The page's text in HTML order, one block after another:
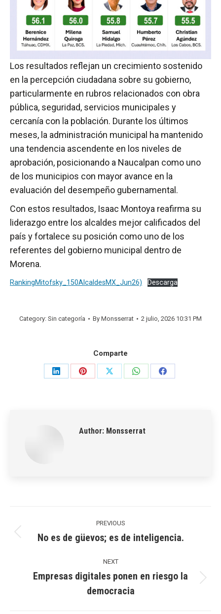
Los resultados reflejan un crecimiento sostenido
en la percepción ciudadana sobre su gobierno,
particularmente en rubros relacionados con obra
pública, seguridad, servicios municipales y
cercanía con la población. Durante los últimos
meses, la administración municipal ha mantenido
una tendencia ascendente en los niveles de
aprobación, posicionando a Naucalpan como uno
de los municipios con mayor avance en la
evaluación del desempeño gubernamental.
Con estos resultados, Isaac Montoya reafirma su
liderazgo entre los alcaldes mejor calificados del
país y fortalece su posición como uno de los
referentes del gobierno municipal dentro de
Morena.
RankingMitofsky_150AlcaldesMX_Jun26) Descarga
Category: Sin categoría By Monsserrat 2 julio, 2026 10:31 PM
Comparte
Share
Share
Share
Share
Share
Author: Monsserrat
navigation
PREVIOUS
Previous
No es de güevos; es de inteligencia.
NEXT
Next
post:
Empresas digitales ponen en riesgo la
democracia